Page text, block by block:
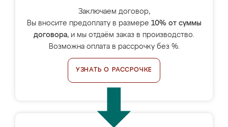
Заключаем договор,
Вы вносите предоплату в размере 10% от суммы
договора, и мы отдаём заказ в производство.
Возможна оплата в рассрочку без %.
УЗНАТЬ О РАССРОЧКЕ